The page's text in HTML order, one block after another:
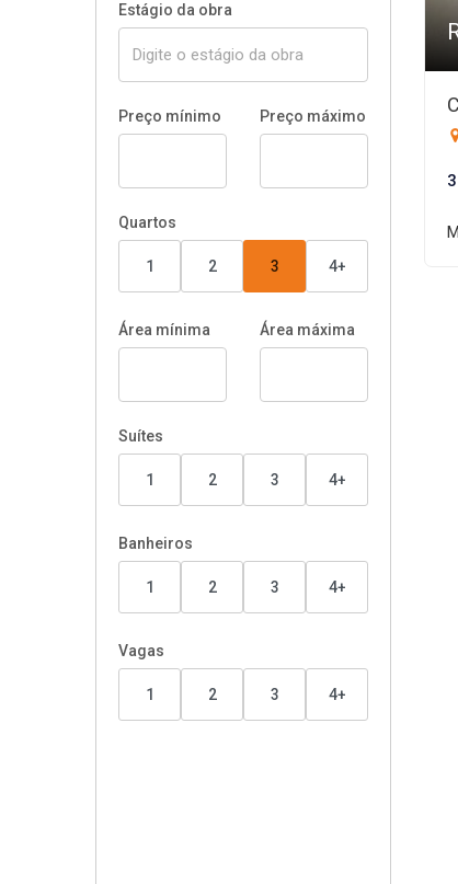
Estágio da obra
Preço mínimo Preço máximo
Quartos
1 2 3 4+
Área mínima Área máxima
Suítes
1 2 3 4+
Banheiros
1 2 3 4+
Vagas
1 2 3 4+